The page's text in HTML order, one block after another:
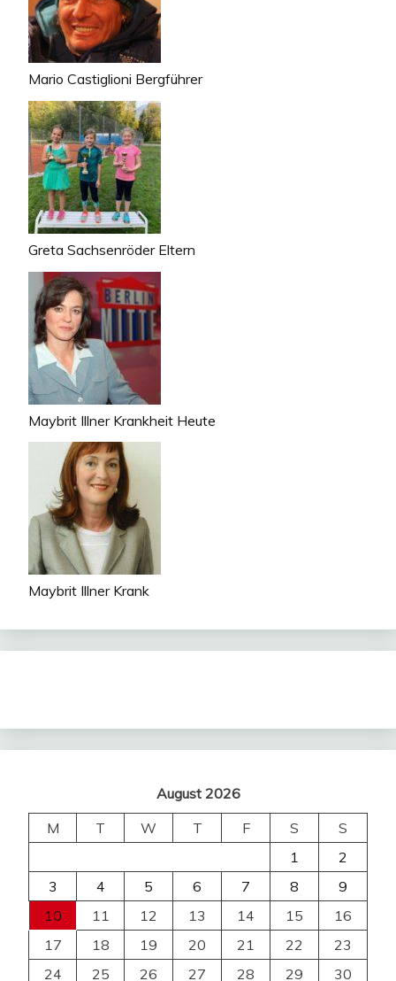
Mario Castiglioni Bergführer
Greta Sachsenröder Eltern
Maybrit Illner Krankheit Heute
Maybrit Illner Krank
August 2026
M
T W T F S
S
1
2
3
4 5 6 7 8
9
10
11 12 13 14 15
16
17
18 19 20 21 22
23
24
25 26 27 28 29 30